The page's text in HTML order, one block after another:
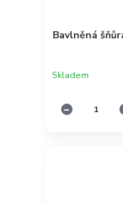
Bavlněná
Skladem